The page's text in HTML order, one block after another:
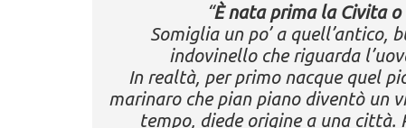
“È nata prima la Civita o
Somiglia un po’ a quell’antico,
indovinello che riguarda
In realtà, per primo nacque quel
marinaro che pian piano diventò un
tempo, diede origine a una città.